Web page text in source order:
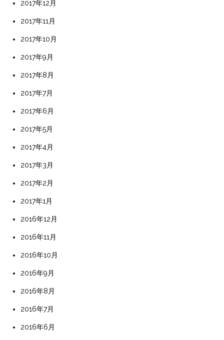
2017年12月
2017年11月
2017年10月
2017年9月
2017年8月
2017年7月
2017年6月
2017年5月
2017年4月
2017年3月
2017年2月
2017年1月
2016年12月
2016年11月
2016年10月
2016年9月
2016年8月
2016年7月
2016年6月